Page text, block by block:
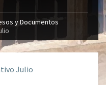
y Documentos
Julio